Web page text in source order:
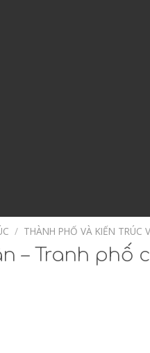
/ THÀNH PHỐ VÀ KIẾN TRÚC
– Tranh phố